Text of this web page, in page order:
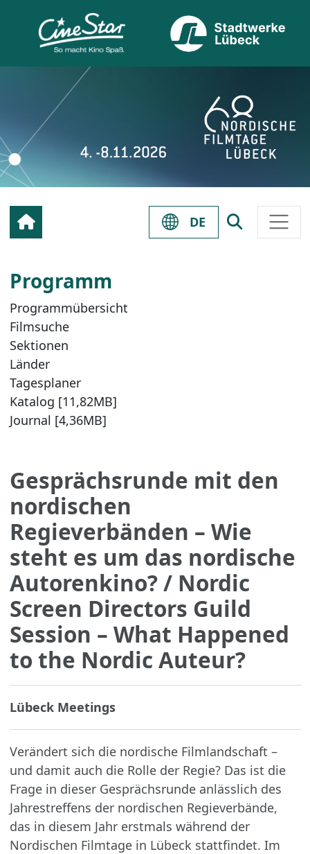
DE
Programm
Programmübersicht
Filmsuche
Sektionen
Länder
Tagesplaner
Katalog [11,82MB]
Journal [4,36MB]
Gesprächsrunde mit den
nordischen
Regieverbänden – Wie
steht es um das nordische
Autorenkino?/ Nordic
Screen Directors Guild
Session – What Happened
to the Nordic Auteur?
Lübeck Meetings
Verändert sich die nordische Filmlandschaft –
und damit auch die Rolle der Regie? Das ist die
Frage in dieser Gesprächsrunde anlässlich des
Jahrestreffens der nordischen Regieverbände,
das in diesem Jahr erstmals während der
Nordischen Filmtage in Lübeck stattfindet. Im